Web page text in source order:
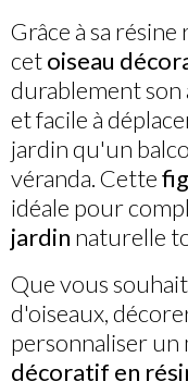
Grâce à sa
cetoiseau
durablement son
et facile à
jardin qu'un
véranda. Cette
idéale pour
jardin naturelle
Que vous
d'oiseaux,
personnaliser un
décoratif en